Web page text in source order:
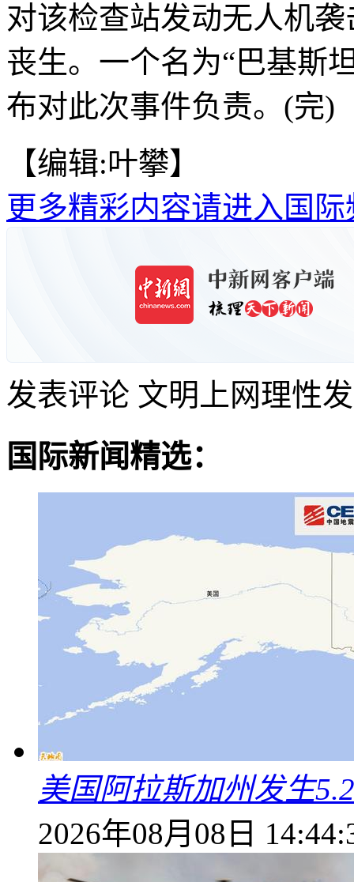
对该检查站发动无人机
丧生。一个名为“巴基斯
布对此次事件负责。(完)
【编辑:叶攀】
更多精彩内容请进入国际
发表评论 文明上网理性
国际新闻精选：
美国阿拉斯加州发生
2026年08月08日